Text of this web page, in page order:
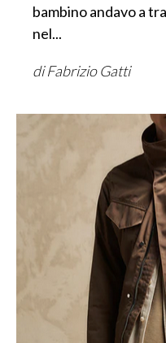
bambino andavo a
nel...
di Fabrizio Gatti